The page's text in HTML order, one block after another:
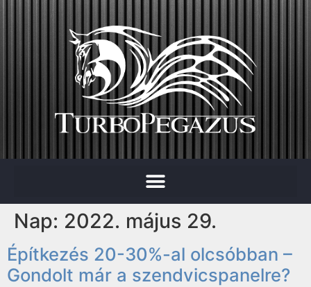
Nap: 2022. május 29.
Építkezés 20-30%-al olcsóbban –
Gondolt már a szendvicspanelre?